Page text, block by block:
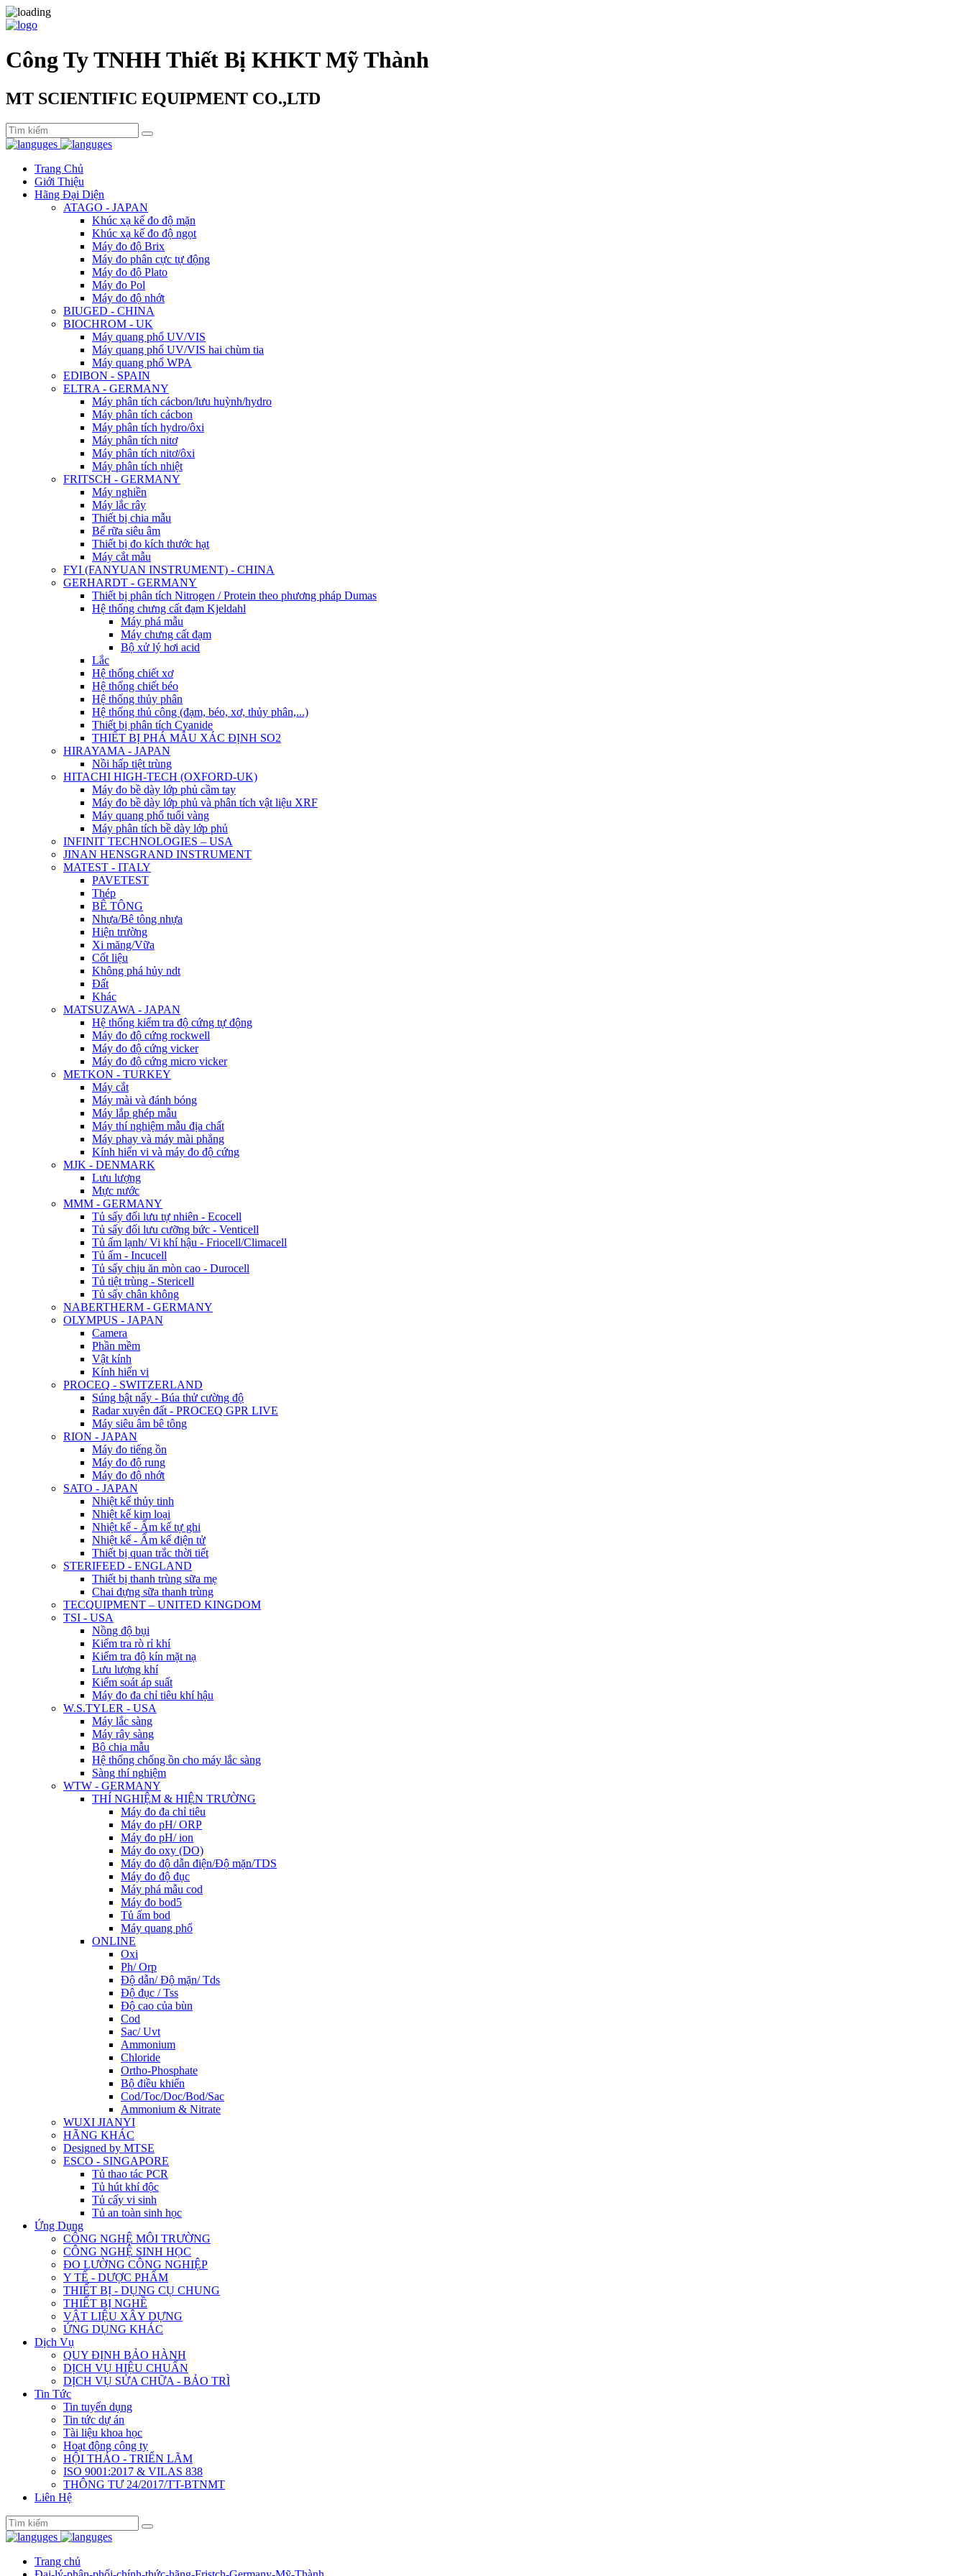
Công Ty TNHH Thiết Bị KHKT Mỹ Thành
MT SCIENTIFIC EQUIPMENT CO.,LTD
Trang Chủ
Giới Thiệu
Hãng Đại Diện
ATAGO - JAPAN
Khúc xạ kế đo độ mặn
Khúc xạ kế đo độ ngọt
Máy đo độ Brix
Máy đo phân cực tự động
Máy đo độ Plato
Máy đo Pol
Máy đo độ nhớt
BIUGED - CHINA
BIOCHROM - UK
Máy quang phổ UV/VIS
Máy quang phổ UV/VIS hai chùm tia
Máy quang phổ WPA
EDIBON - SPAIN
ELTRA - GERMANY
Máy phân tích cácbon/lưu huỳnh/hydro
Máy phân tích cácbon
Máy phân tích hydro/ôxi
Máy phân tích nitơ
Máy phân tích nitơ/ôxi
Máy phân tích nhiệt
FRITSCH - GERMANY
Máy nghiền
Máy lắc rây
Thiết bị chia mẫu
Bể rữa siêu âm
Thiết bị đo kích thước hạt
Máy cắt mẫu
FYI (FANYUAN INSTRUMENT) - CHINA
GERHARDT - GERMANY
Thiết bị phân tích Nitrogen / Protein theo phương pháp Dumas
Hệ thống chưng cất đạm Kjeldahl
Máy phá mẫu
Máy chưng cất đạm
Bộ xử lý hơi acid
Lắc
Hệ thống chiết xơ
Hệ thống chiết béo
Hệ thống thủy phân
Hệ thống thủ công (đạm, béo, xơ, thủy phân,...)
Thiết bị phân tích Cyanide
THIẾT BỊ PHÁ MẪU XÁC ĐỊNH SO2
HIRAYAMA - JAPAN
Nồi hấp tiệt trùng
HITACHI HIGH-TECH (OXFORD-UK)
Máy đo bề dày lớp phủ cầm tay
Máy đo bề dày lớp phủ và phân tích vật liệu XRF
Máy quang phổ tuổi vàng
Máy phân tích bề dày lớp phủ
INFINIT TECHNOLOGIES – USA
JINAN HENSGRAND INSTRUMENT
MATEST - ITALY
PAVETEST
Thép
BÊ TÔNG
Nhựa/Bê tông nhựa
Hiện trường
Xi măng/Vữa
Cốt liệu
Không phá hủy ndt
Đất
Khác
MATSUZAWA - JAPAN
Hệ thống kiểm tra độ cứng tự động
Máy đo độ cứng rockwell
Máy đo độ cứng vicker
Máy đo độ cứng micro vicker
METKON - TURKEY
Máy cắt
Máy mài và đánh bóng
Máy lắp ghép mẫu
Máy thí nghiệm mẫu địa chất
Máy phay và máy mài phẳng
Kính hiển vi và máy đo độ cứng
MJK - DENMARK
Lưu lượng
Mực nước
MMM - GERMANY
Tủ sấy đối lưu tự nhiên - Ecocell
Tủ sấy đối lưu cưỡng bức - Venticell
Tủ ấm lạnh/ Vi khí hậu - Friocell/Climacell
Tủ ấm - Incucell
Tủ sấy chịu ăn mòn cao - Durocell
Tủ tiệt trùng - Stericell
Tủ sấy chân không
NABERTHERM - GERMANY
OLYMPUS - JAPAN
Camera
Phần mềm
Vật kính
Kính hiển vi
PROCEQ - SWITZERLAND
Súng bật nẩy - Búa thử cường độ
Radar xuyên đất - PROCEQ GPR LIVE
Máy siêu âm bê tông
RION - JAPAN
Máy đo tiếng ồn
Máy đo độ rung
Máy đo độ nhớt
SATO - JAPAN
Nhiệt kế thủy tinh
Nhiệt kế kim loại
Nhiệt kế - Ẩm kế tự ghi
Nhiệt kế - Ẩm kế điện tử
Thiết bị quan trắc thời tiết
STERIFEED - ENGLAND
Thiết bị thanh trùng sữa mẹ
Chai đựng sữa thanh trùng
TECQUIPMENT – UNITED KINGDOM
TSI - USA
Nồng độ bụi
Kiểm tra rò rỉ khí
Kiểm tra độ kín mặt nạ
Lưu lượng khí
Kiểm soát áp suất
Máy đo đa chỉ tiêu khí hậu
W.S.TYLER - USA
Máy lắc sàng
Máy rây sàng
Bộ chia mẫu
Hệ thống chống ồn cho máy lắc sàng
Sàng thí nghiệm
WTW - GERMANY
THÍ NGHIỆM & HIỆN TRƯỜNG
Máy đo đa chỉ tiêu
Máy đo pH/ ORP
Máy đo pH/ ion
Máy đo oxy (DO)
Máy đo độ dẫn điện/Độ mặn/TDS
Máy đo độ đục
Máy phá mẫu cod
Máy đo bod5
Tủ ấm bod
Máy quang phổ
ONLINE
Oxi
Ph/ Orp
Độ dẫn/ Độ mặn/ Tds
Độ đục / Tss
Độ cao của bùn
Cod
Sac/ Uvt
Ammonium
Chloride
Ortho-Phosphate
Bộ điều khiển
Cod/Toc/Doc/Bod/Sac
Ammonium & Nitrate
WUXI JIANYI
HÃNG KHÁC
Designed by MTSE
ESCO - SINGAPORE
Tủ thao tác PCR
Tủ hút khí độc
Tủ cấy vi sinh
Tủ an toàn sinh học
Ứng Dụng
CÔNG NGHỆ MÔI TRƯỜNG
CÔNG NGHỆ SINH HỌC
ĐO LƯỜNG CÔNG NGHIỆP
Y TẾ - DƯỢC PHẨM
THIẾT BỊ - DỤNG CỤ CHUNG
THIẾT BỊ NGHỀ
VẬT LIỆU XÂY DỰNG
ỨNG DỤNG KHÁC
Dịch Vụ
QUY ĐỊNH BẢO HÀNH
DỊCH VỤ HIỆU CHUẨN
DỊCH VỤ SỬA CHỮA - BẢO TRÌ
Tin Tức
Tin tuyển dụng
Tin tức dự án
Tài liệu khoa học
Hoạt động công ty
HỘI THẢO - TRIỂN LÃM
ISO 9001:2017 & VILAS 838
THÔNG TƯ 24/2017/TT-BTNMT
Liên Hệ
Trang chủ